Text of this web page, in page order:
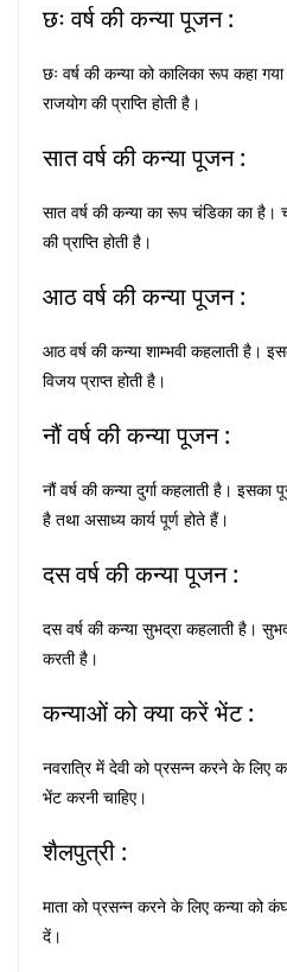
छः वर्ष की कन्या पूजन :
छः वर्ष की कन्या को कालिका रूप कहा
राजयोग की प्राप्ति होती है।
सात वर्ष की कन्या पूजन :
सात वर्ष की कन्या का रूप चंडिका का
की प्राप्ति होती है।
आठ वर्ष की कन्या पूजन :
आठ वर्ष की कन्या शाम्भवी कहलाती है।
विजय प्राप्त होती है।
नौं वर्ष की कन्या पूजन :
नौं वर्ष की कन्या दुर्गा कहलाती है।
है तथा असाध्य कार्य पूर्ण होते हैं।
दस वर्ष की कन्या पूजन :
दस वर्ष की कन्या सुभद्रा कहलाती है।
करती है।
कन्याओं को क्या करें भेंट :
नवरात्रि में देवी को प्रसन्न करने के लिए
भेंट करनी चाहिए।
शैलपुत्री :
माता को प्रसन्न करने के लिए कन्या को
दें।